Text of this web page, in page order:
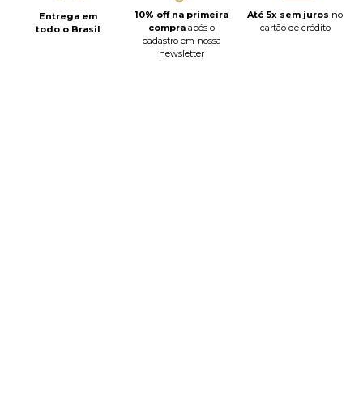
Entrega em
todo o Brasil
10% off na primeira
compra após o
cadastro em nossa
newsletter
Até 5x sem juros no
cartão de crédito